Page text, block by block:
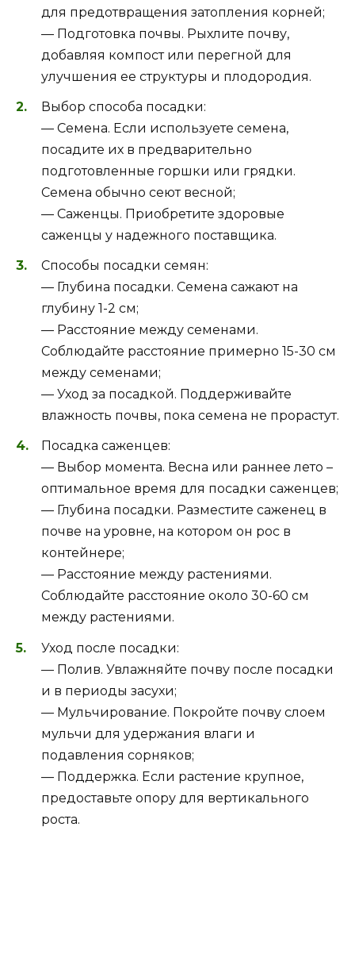
для предотвращения затопления корней;
— Подготовка почвы. Рыхлите почву,
добавляя компост или перегной для
улучшения ее структуры и плодородия.
Выбор способа посадки:
— Семена. Если используете семена,
посадите их в предварительно
подготовленные горшки или грядки.
Семена обычно сеют весной;
— Саженцы. Приобретите здоровые
саженцы у надежного поставщика.
Способы посадки семян:
— Глубина посадки. Семена сажают на
глубину 1-2 см;
— Расстояние между семенами.
Соблюдайте расстояние примерно 15-30 см
между семенами;
— Уход за посадкой. Поддерживайте
влажность почвы, пока семена не прорастут.
Посадка саженцев:
— Выбор момента. Весна или раннее лето –
оптимальное время для посадки саженцев;
— Глубина посадки. Разместите саженец в
почве на уровне, на котором он рос в
контейнере;
— Расстояние между растениями.
Соблюдайте расстояние около 30-60 см
между растениями.
Уход после посадки:
— Полив. Увлажняйте почву после посадки
и в периоды засухи;
— Мульчирование. Покройте почву слоем
мульчи для удержания влаги и
подавления сорняков;
— Поддержка. Если растение крупное,
предоставьте опору для вертикального
роста.